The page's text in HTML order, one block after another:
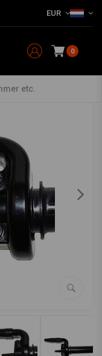
EUR
0
Push/Pull Gashandvat 22MM Zwart (2 kabels)
(2 kabels)